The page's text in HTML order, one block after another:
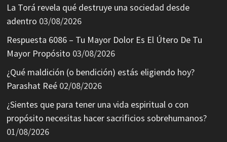
La Torá revela qué destruye una sociedad desde
adentro 03/08/2026
Respuesta 6086 – Tu Mayor Dolor Es El Útero De Tu
Mayor Propósito 03/08/2026
¿Qué maldición (o bendición) estás eligiendo hoy?
Parashat Reé 02/08/2026
¿Sientes que para tener una vida espiritual o con
propósito necesitas hacer sacrificios sobrehumanos?
01/08/2026